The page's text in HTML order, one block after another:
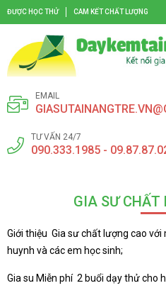
ĐƯỢC HỌC THỬ CAM KẾT CHẤT LƯỢNG
EMAIL
TƯ VẤN 24/7
090.333.1985 -
GIA SƯ CHẤT
Giới thiệu Gia sư chất lượng cao
huynh và các em học sinh;
Gia su Miễn phí 2 buổi dạy thử cho